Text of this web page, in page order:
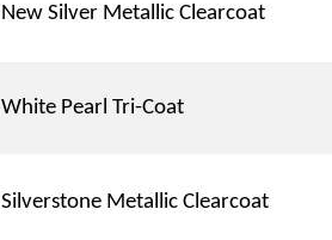
New Silver Metallic Clearcoat
White Pearl Tri-Coat
Silverstone Metallic Clearcoat